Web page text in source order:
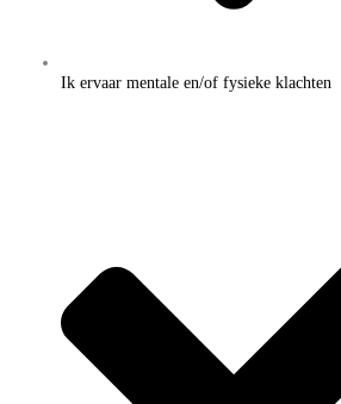
Ik ervaar mentale en/of fysieke klachten